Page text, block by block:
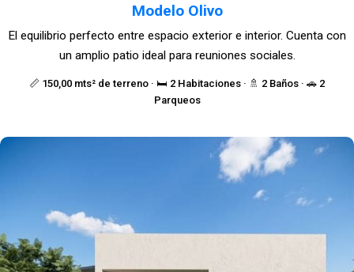
Modelo Olivo
📏 150,00 mts² de terreno · 🛏️ 2 Habitaciones · 🚿 2 Baños · 🚗 2
Parqueos
El equilibrio perfecto entre espacio exterior e interior. Cuenta con
un amplio patio ideal para reuniones sociales.